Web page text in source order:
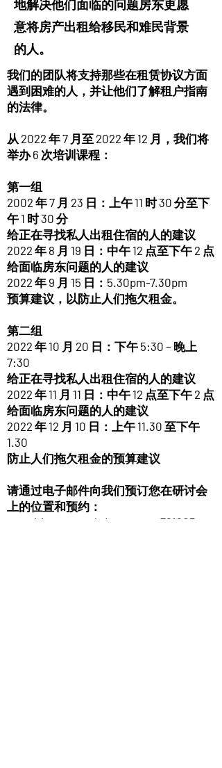
地解决他们面临的问题房东更愿
意将房产出租给移民和难民背景
的人。
我们的团队将支持那些在租赁协议方面
遇到困难的人，并让他们了解租户指南
的法律。
从 2022 年 7 月至 2022 年 12 月，我们将
举办 6 次培训课程：
第一组
2002 年 7 月 23 日：上午 11 时 30 分至下
午 1 时 30 分
给正在寻找私人出租住宿的人的建议
2022 年 8 月 19 日：中午 12 点至下午 2 点
给面临房东问题的人的建议
2022 年 9 月 15 日：5.30pm-7.30pm
预算建议，以防止人们拖欠租金。
第二组
2022 年 10 月 20 日：下午 5:30 – 晚上
7:30
给正在寻找私人出租住宿的人的建议
2022 年 11 月 11 日：中午 12 点至下午 2 点
给面临房东问题的人的建议
2022 年 12 月 10 日：上午 11.30 至下午
1.30
防止人们拖欠租金的预算建议
请通过电子邮件向我们预订您在研讨会
上的位置和预约：
enquiries@parcaltd.org
or_cc781905-